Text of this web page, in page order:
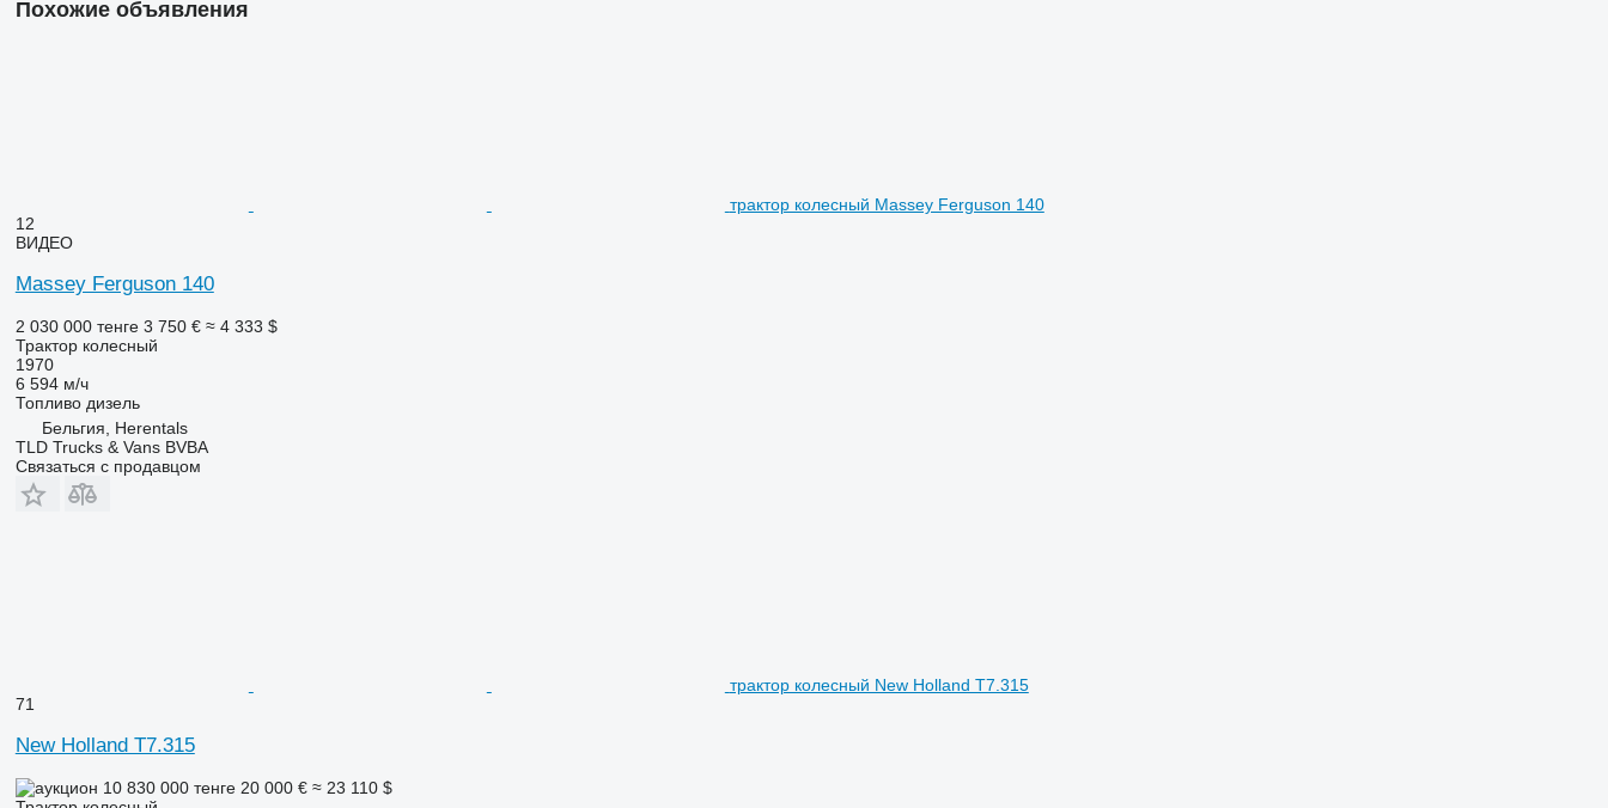
Похожие объявления
трактор колесный Massey Ferguson 140
12
ВИДЕО
Massey Ferguson 140
2 030 000 тенге 3 750 € ≈ 4 333 $
Трактор колесный
1970
6 594 м/ч
Топливо дизель
Бельгия, Herentals
TLD Trucks & Vans BVBA
Связаться с продавцом
трактор колесный New Holland T7.315
71
New Holland T7.315
10 830 000 тенге 20 000 € ≈ 23 110 $